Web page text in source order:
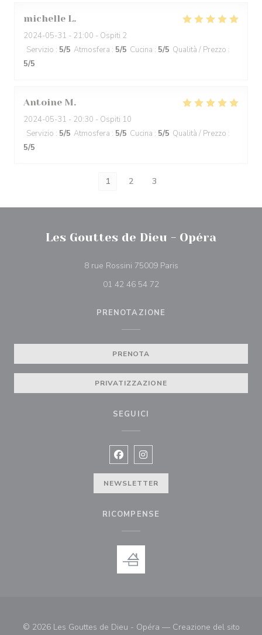
michelle L
2024-05-31 - 21:00 - Ospiti 2
Servizio : 5/5 Atmosfera : 5/5 Cucina : 5/5 Qualità / Prezzo :
5/5
Antoine M
2024-05-31 - 20:30 - Ospiti 10
Servizio : 5/5 Atmosfera : 5/5 Cucina : 5/5 Qualità / Prezzo :
5/5
1 2 3
Les Gouttes de Dieu - Opéra
8 rue Rossini 75009 Paris((apre una nuova
01 42 46 54 72
PRENOTAZIONE
PRENOTA
PRIVATIZZAZIONE
SEGUICI
Facebook ((apre una nuova
Instagram ((apre una nuova
NEWSLETTER
RICOMPENSE
© 2026 Les Gouttes de Dieu - Opéra — Creazione del sito